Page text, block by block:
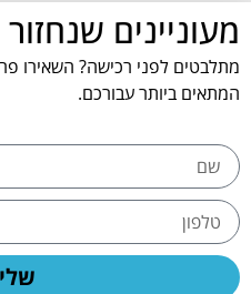
מעוניינים
מתלבטים לפני רכישה? השאירו
המתאים ביותר עבורכם.